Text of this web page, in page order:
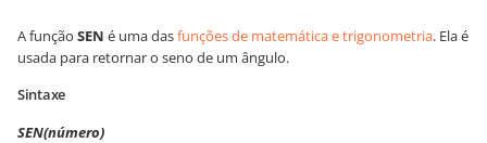
A função SEN é uma dasfunções de matemática e trigonometria. Ela é
usada para retornar o seno de um ângulo.
Sintaxe
SEN(número)